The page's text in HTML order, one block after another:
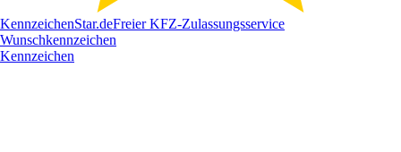
KennzeichenStar.deFreier KFZ-Zulassungsservice
Wunschkennzeichen
Kennzeichen